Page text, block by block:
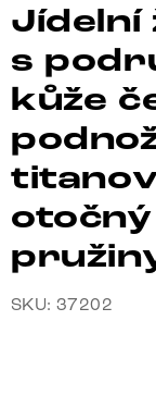
Jídelní
s
kůže
SKU: 37202